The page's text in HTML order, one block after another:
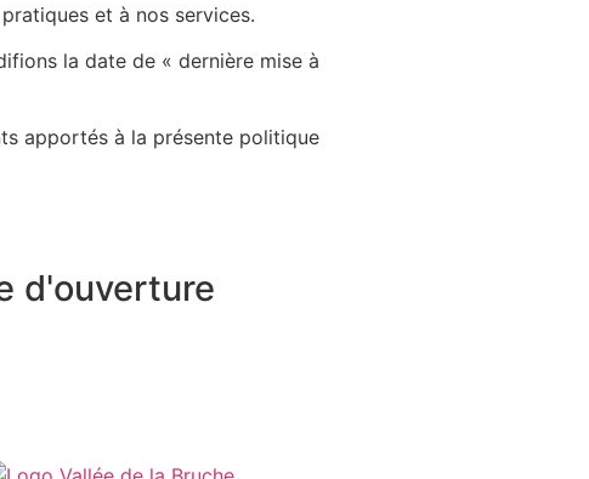
et à nos services.
la date de « dernière mise à
apportés à la présente politique
d'ouverture